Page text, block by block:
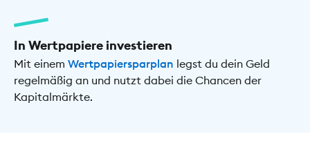
In Wertpapiere investieren
Mit einem Wertpapiersparplan legst du dein Geld
regelmäßig an und nutzt dabei die Chancen der
Kapitalmärkte.